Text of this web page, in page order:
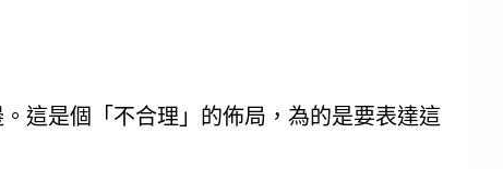
這是個「不合理」的佈局，為的是要表達這